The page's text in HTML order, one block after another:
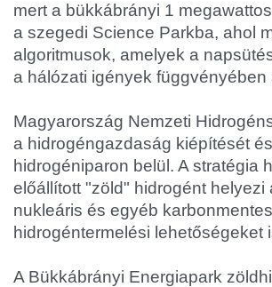
mert a bükkábrányi 1
a szegedi Science Parkba, ahol
algoritmusok, amelyek a
a hálózati igények
Magyarország Nemzeti
a hidrogéngazdaság kiépítését
hidrogéniparon belül. A stratégia
előállított "zöld" hidrogént
nukleáris és egyéb
hidrogéntermelési lehetőségeket
A Bükkábrányi Energiapark